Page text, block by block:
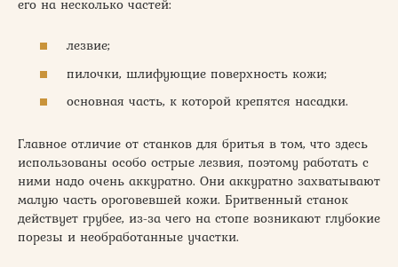
его на несколько частей:
лезвие;
пилочки, шлифующие поверхность кожи;
основная часть, к которой крепятся насадки.
Главное отличие от станков для бритья в том, что здесь
использованы особо острые лезвия, поэтому работать с
ними надо очень аккуратно. Они аккуратно захватывают
малую часть ороговевшей кожи. Бритвенный станок
действует грубее, из-за чего на стопе возникают глубокие
порезы и необработанные участки.